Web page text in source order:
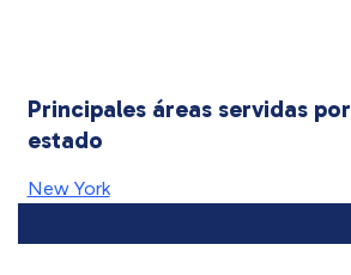
Principales áreas servidas por
estado
New York